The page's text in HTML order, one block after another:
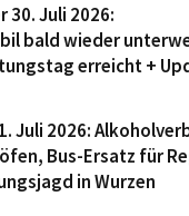
30. Juli 2026:
bald wieder
erreicht +
Juli 2026:
Bus-Ersatz für
in Wurzen